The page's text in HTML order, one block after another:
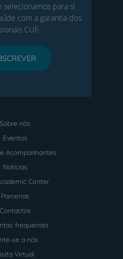
selecionamos para si
com a garantia dos
CUF.
Sobre nós
Eventos
Acompanhantes
Notícias
Center
Parcerias
Contactos
frequentes
se a nós
Virtual